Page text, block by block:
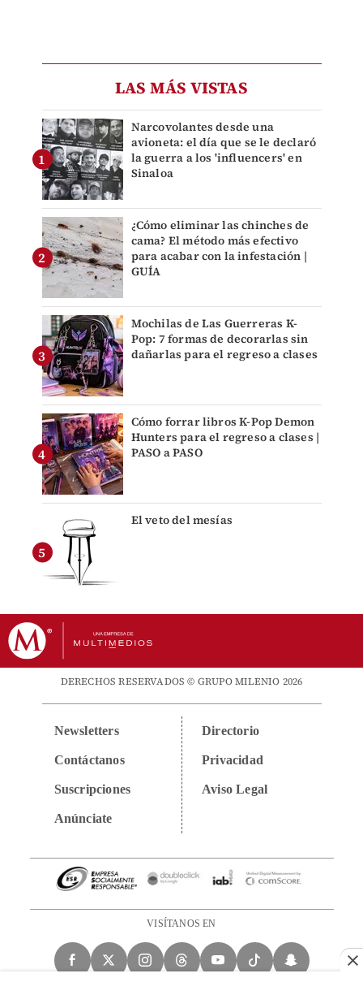
LAS MÁS VISTAS
Narcovolantes desde una
avioneta: el día que se le declaró
la guerra a los 'influencers' en
Sinaloa
¿Cómo eliminar las chinches de
cama? El método más efectivo
para acabar con la infestación |
GUÍA
Mochilas de Las Guerreras K-
Pop: 7 formas de decorarlas sin
dañarlas para el regreso a clases
Cómo forrar libros K-Pop Demon
Hunters para el regreso a clases |
PASO a PASO
El veto del mesías
DERECHOS RESERVADOS © GRUPO MILENIO 2026
Newsletters
Contáctanos
Suscripciones
Anúnciate
Directorio
Privacidad
Aviso Legal
VISÍTANOS EN